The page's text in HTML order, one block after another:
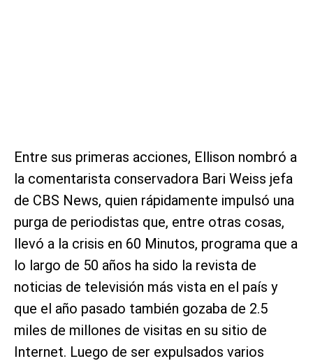
Entre sus primeras acciones, Ellison nombró a
la comentarista conservadora Bari Weiss jefa
de CBS News, quien rápidamente impulsó una
purga de periodistas que, entre otras cosas,
llevó a la crisis en 60 Minutos, programa que a
lo largo de 50 años ha sido la revista de
noticias de televisión más vista en el país y
que el año pasado también gozaba de 2.5
miles de millones de visitas en su sitio de
Internet. Luego de ser expulsados varios